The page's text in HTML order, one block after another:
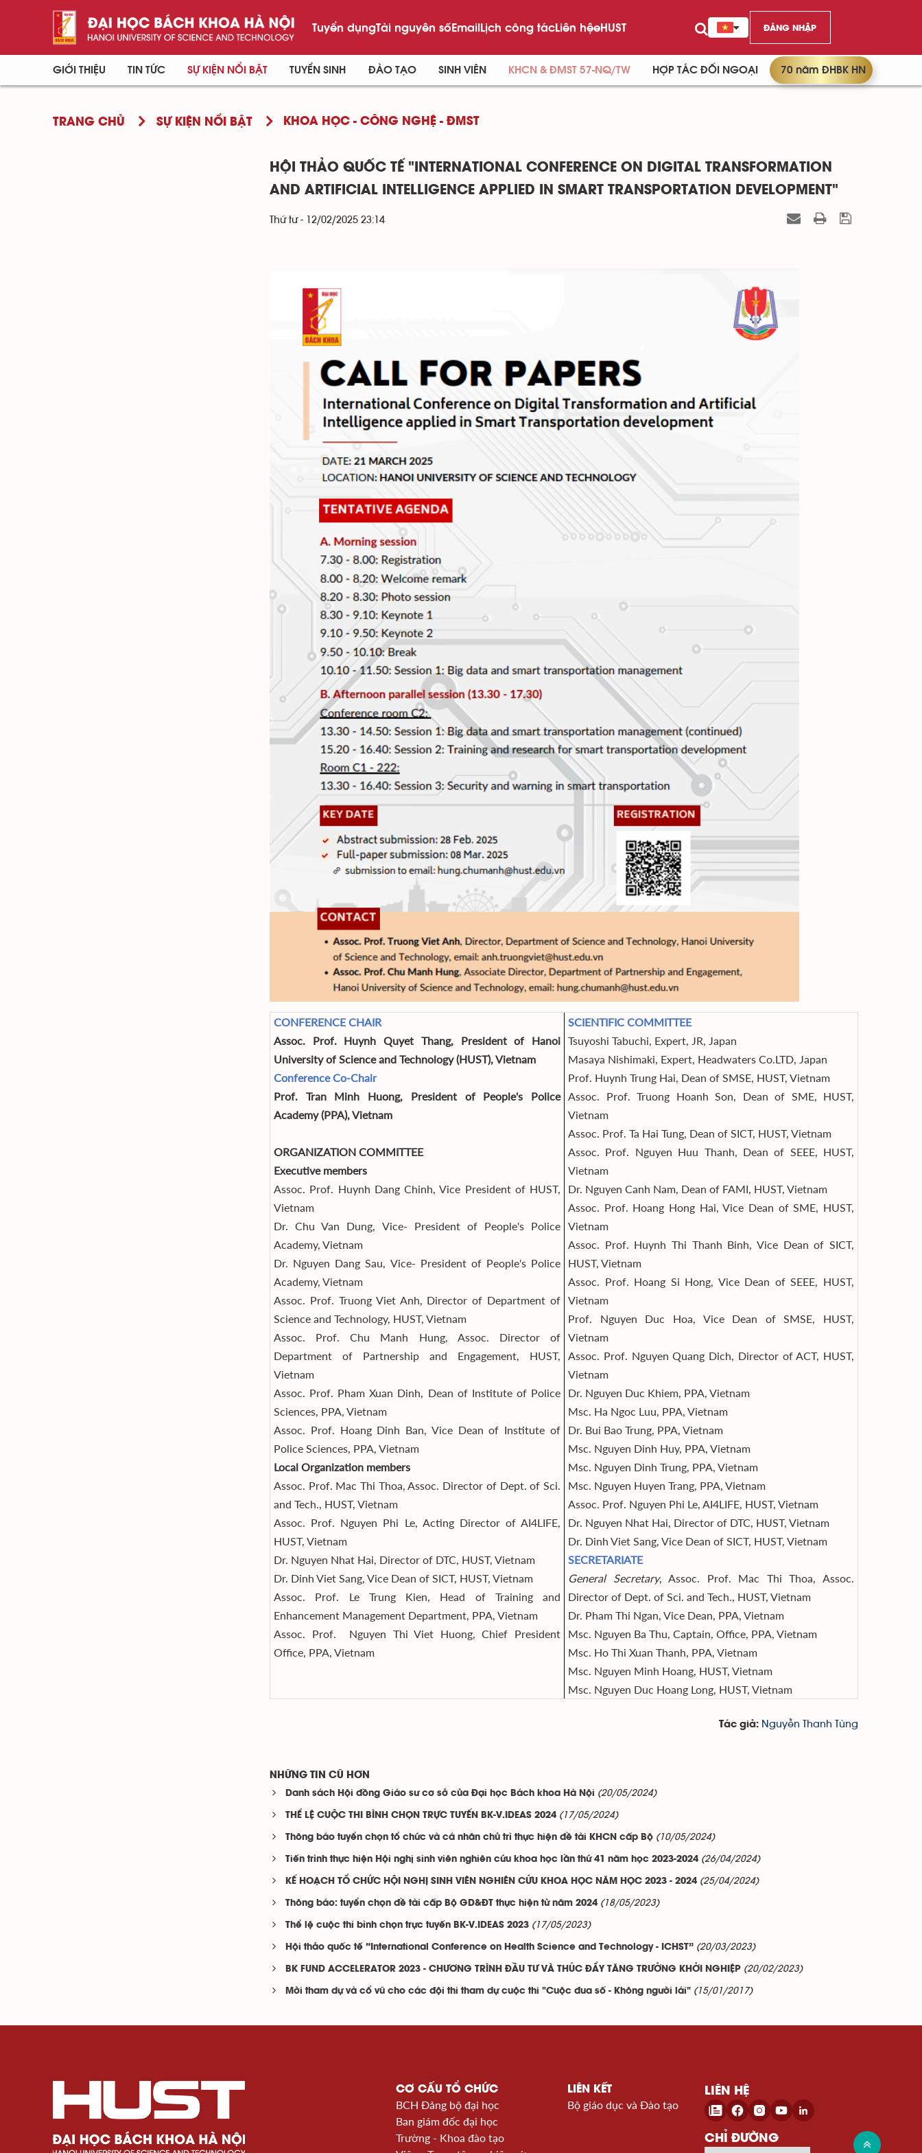
Tuyển dụngTài nguyên sốEmailLịch công tácLiên hệeHUST ĐĂNG NHẬP
GIỚI THIỆU TIN TỨC SỰ KIỆN NỔI BẬT TUYỂN SINH ĐÀO TẠO SINH VIÊN KHCN & ĐMST 57-NQ/TW HỢP TÁC ĐỐI NGOẠI 70 năm ĐHBK HN
TRANG CHỦ SỰ KIỆN NỔI BẬT KHOA HỌC - CÔNG NGHỆ - ĐMST
HỘI THẢO QUỐC TẾ "INTERNATIONAL CONFERENCE ON DIGITAL TRANSFORMATION
AND ARTIFICIAL INTELLIGENCE APPLIED IN SMART TRANSPORTATION DEVELOPMENT"
Thứ tư - 12/02/2025 23:14
CONFERENCE CHAIR
Assoc. Prof. Huynh Quyet Thang, President of Hanoi
University of Science and Technology (HUST), Vietnam
Conference Co-Chair
Prof. Tran Minh Huong, President of People's Police
Academy (PPA), Vietnam
ORGANIZATION COMMITTEE
Executive members
Assoc. Prof. Huynh Dang Chinh, Vice President of HUST,
Vietnam
Dr. Chu Van Dung, Vice- President of People's Police
Academy, Vietnam
Dr. Nguyen Dang Sau, Vice- President of People's Police
Academy, Vietnam
Assoc. Prof. Truong Viet Anh, Director of Department of
Science and Technology, HUST, Vietnam
Assoc. Prof. Chu Manh Hung, Assoc. Director of
Department of Partnership and Engagement, HUST,
Vietnam
Assoc. Prof. Pham Xuan Dinh, Dean of Institute of Police
Sciences, PPA, Vietnam
Assoc. Prof. Hoang Dinh Ban, Vice Dean of Institute of
Police Sciences, PPA, Vietnam
Local Organization members
Assoc. Prof. Mac Thi Thoa, Assoc. Director of Dept. of Sci.
and Tech., HUST, Vietnam
Assoc. Prof. Nguyen Phi Le, Acting Director of AI4LIFE,
HUST, Vietnam
Dr. Nguyen Nhat Hai, Director of DTC, HUST, Vietnam
Dr. Dinh Viet Sang, Vice Dean of SICT, HUST, Vietnam
Assoc. Prof. Le Trung Kien, Head of Training and
Enhancement Management Department, PPA, Vietnam
Assoc. Prof. Nguyen Thi Viet Huong, Chief President
Office, PPA, Vietnam
SCIENTIFIC COMMITTEE
Tsuyoshi Tabuchi, Expert, JR, Japan
Masaya Nishimaki, Expert, Headwaters Co.LTD, Japan
Prof. Huynh Trung Hai, Dean of SMSE, HUST, Vietnam
Assoc. Prof. Truong Hoanh Son, Dean of SME, HUST,
Vietnam
Assoc. Prof. Ta Hai Tung, Dean of SICT, HUST, Vietnam
Assoc. Prof. Nguyen Huu Thanh, Dean of SEEE, HUST,
Vietnam
Dr. Nguyen Canh Nam, Dean of FAMI, HUST, Vietnam
Assoc. Prof. Hoang Hong Hai, Vice Dean of SME, HUST,
Vietnam
Assoc. Prof. Huynh Thi Thanh Binh, Vice Dean of SICT,
HUST, Vietnam
Assoc. Prof. Hoang Si Hong, Vice Dean of SEEE, HUST,
Vietnam
Prof. Nguyen Duc Hoa, Vice Dean of SMSE, HUST,
Vietnam
Assoc. Prof. Nguyen Quang Dich, Director of ACT, HUST,
Vietnam
Dr. Nguyen Duc Khiem, PPA, Vietnam
Msc. Ha Ngoc Luu, PPA, Vietnam
Dr. Bui Bao Trung, PPA, Vietnam
Msc. Nguyen Dinh Huy, PPA, Vietnam
Msc. Nguyen Dinh Trung, PPA, Vietnam
Msc. Nguyen Huyen Trang, PPA, Vietnam
Assoc. Prof. Nguyen Phi Le, AI4LIFE, HUST, Vietnam
Dr. Nguyen Nhat Hai, Director of DTC, HUST, Vietnam
Dr. Dinh Viet Sang, Vice Dean of SICT, HUST, Vietnam
SECRETARIATE
General Secretary, Assoc. Prof. Mac Thi Thoa, Assoc.
Director of Dept. of Sci. and Tech., HUST, Vietnam
Dr. Pham Thi Ngan, Vice Dean, PPA, Vietnam
Msc. Nguyen Ba Thu, Captain, Office, PPA, Vietnam
Msc. Ho Thi Xuan Thanh, PPA, Vietnam
Msc. Nguyen Minh Hoang, HUST, Vietnam
Msc. Nguyen Duc Hoang Long, HUST, Vietnam
Tác giả: Nguyễn Thanh Tùng
NHỮNG TIN CŨ HƠN
Danh sách Hội đồng Giáo sư cơ sở của Đại học Bách khoa Hà Nội (20/05/2024)
THỂ LỆ CUỘC THI BÌNH CHỌN TRỰC TUYẾN BK-V.IDEAS 2024 (17/05/2024)
Thông báo tuyển chọn tổ chức và cá nhân chủ trì thực hiện đề tài KHCN cấp Bộ (10/05/2024)
Tiến trình thực hiện Hội nghị sinh viên nghiên cứu khoa học lần thứ 41 năm học 2023-2024 (26/04/2024)
KẾ HOẠCH TỔ CHỨC HỘI NGHỊ SINH VIÊN NGHIÊN CỨU KHOA HỌC NĂM HỌC 2023 - 2024 (25/04/2024)
Thông báo: tuyển chọn đề tài cấp Bộ GD&ĐT thực hiện từ năm 2024 (18/05/2023)
Thể lệ cuộc thi bình chọn trực tuyến BK-V.IDEAS 2023 (17/05/2023)
Hội thảo quốc tế “International Conference on Health Science and Technology - ICHST” (20/03/2023)
BK FUND ACCELERATOR 2023 - CHƯƠNG TRÌNH ĐẦU TƯ VÀ THÚC ĐẨY TĂNG TRƯỞNG KHỞI NGHIỆP (20/02/2023)
Mời tham dự và cổ vũ cho các đội thi tham dự cuộc thi "Cuộc đua số - Không người lái" (15/01/2017)
CƠ CẤU TỔ CHỨC
BCH Đảng bộ đại học
Ban giám đốc đại học
Trường - Khoa đào tạo
LIÊN KẾT
Bộ giáo dục và Đào tạo
LIÊN HỆ
CHỈ ĐƯỜNG